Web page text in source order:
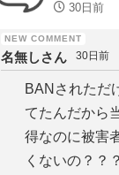
30日前
名無しさん 30日前
BANされただ
てたんだから
得なのに被害
くないの？？